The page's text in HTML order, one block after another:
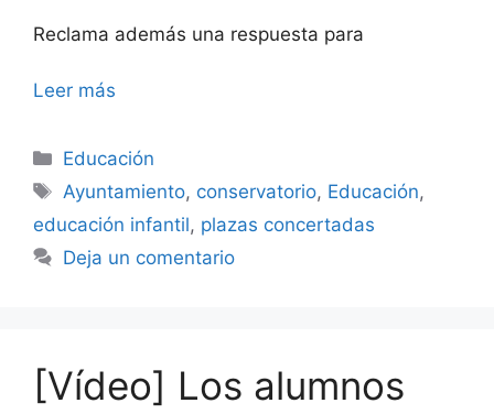
Reclama además una respuesta para
Leer más
Categorías
Educación
Etiquetas
Ayuntamiento, conservatorio, Educación,
educación infantil, plazas concertadas
Deja un comentario
[Vídeo] Los alumnos